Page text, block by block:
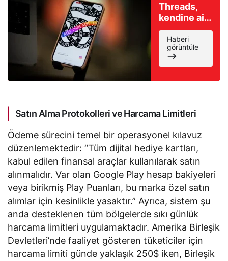
Threads,
kendine ait
‘Gizli
Kelimeler’
özelliğine
kavuşuyor
Haberi
görüntüle
Satın Alma Protokolleri ve Harcama Limitleri
Ödeme sürecini temel bir operasyonel kılavuz
düzenlemektedir: “Tüm dijital hediye kartları,
kabul edilen finansal araçlar kullanılarak satın
alınmalıdır. Var olan Google Play hesap bakiyeleri
veya birikmiş Play Puanları, bu marka özel satın
alımlar için kesinlikle yasaktır.” Ayrıca, sistem şu
anda desteklenen tüm bölgelerde sıkı günlük
harcama limitleri uygulamaktadır. Amerika Birleşik
Devletleri’nde faaliyet gösteren tüketiciler için
harcama limiti günde yaklaşık 250$ iken, Birleşik